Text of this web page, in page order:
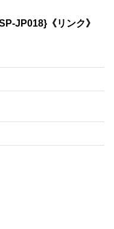
JP018}《リンク》